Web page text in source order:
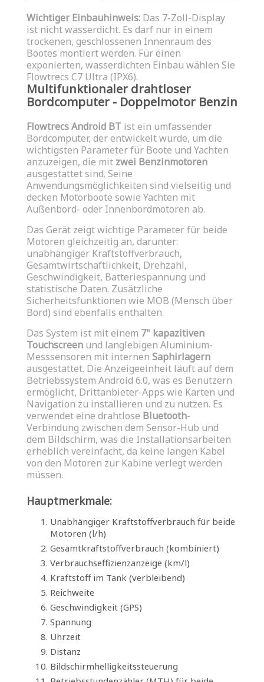
Wichtiger Einbauhinweis: Das 7-Zoll-Display
ist nicht wasserdicht. Es darf nur in einem
trockenen, geschlossenen Innenraum des
Bootes montiert werden. Für einen
exponierten, wasserdichten Einbau wählen Sie
Flowtrecs C7 Ultra (IPX6).
Multifunktionaler drahtloser
Bordcomputer - Doppelmotor Benzin
Flowtrecs Android BT ist ein umfassender
Bordcomputer, der entwickelt wurde, um die
wichtigsten Parameter für Boote und Yachten
anzuzeigen, die mit zwei Benzinmotoren
ausgestattet sind. Seine
Anwendungsmöglichkeiten sind vielseitig und
decken Motorboote sowie Yachten mit
Außenbord- oder Innenbordmotoren ab.
Das Gerät zeigt wichtige Parameter für beide
Motoren gleichzeitig an, darunter:
unabhängiger Kraftstoffverbrauch,
Gesamtwirtschaftlichkeit, Drehzahl,
Geschwindigkeit, Batteriespannung und
statistische Daten. Zusätzliche
Sicherheitsfunktionen wie MOB (Mensch über
Bord) sind ebenfalls enthalten.
Das System ist mit einem 7" kapazitiven
Touchscreen und langlebigen Aluminium-
Messsensoren mit internen Saphirlagern
ausgestattet. Die Anzeigeeinheit läuft auf dem
Betriebssystem Android 6.0, was es Benutzern
ermöglicht, Drittanbieter-Apps wie Karten und
Navigation zu installieren und zu nutzen. Es
verwendet eine drahtlose Bluetooth-
Verbindung zwischen dem Sensor-Hub und
dem Bildschirm, was die Installationsarbeiten
erheblich vereinfacht, da keine langen Kabel
von den Motoren zur Kabine verlegt werden
müssen.
Hauptmerkmale:
Unabhängiger Kraftstoffverbrauch für beide
Motoren (l/h)
Gesamtkraftstoffverbrauch (kombiniert)
Verbrauchseffizienzanzeige (km/l)
Kraftstoff im Tank (verbleibend)
Reichweite
Geschwindigkeit (GPS)
Spannung
Uhrzeit
Distanz
Bildschirmhelligkeitssteuerung